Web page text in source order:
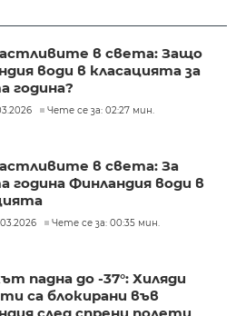
в света: Защо
води в класацията за
година?
Чете се за: 02:27 мин.
в света: За
година Финландия води в
Чете се за: 00:35 мин.
падна до -37°: Хиляди
са блокирани във